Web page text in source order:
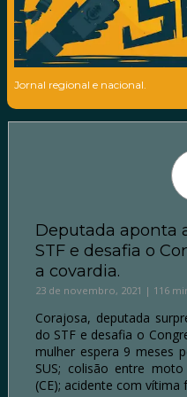
Jornal regional e nacional.
Deputada aponta
STF e desafia o
a covardia.
23 de novembro, 2021 | 116
Corajosa, deputada
do STF e desafia o
mulher espera 9 meses
SUS; colisão entre
(CE); acidente com vítima